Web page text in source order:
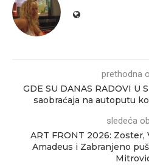
prethodna
GDE SU DANAS RADOVI U
saobraćaja na autoputu
sledeća
ART FRONT 2026: Zoster,
Amadeus i Zabranjeno